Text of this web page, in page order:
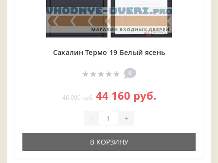
Сахалин Термо 19 Белый ясень
0
46 000 руб. 44 160 руб.
- +
В КОРЗИНУ